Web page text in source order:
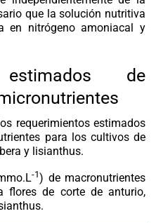
que la solución nutritiva
en nitrógeno amoniacal y
estimados de
requerimientos estimados
para los cultivos de
y lisianthus.
-1) de macronutrientes
flores de corte de anturio,